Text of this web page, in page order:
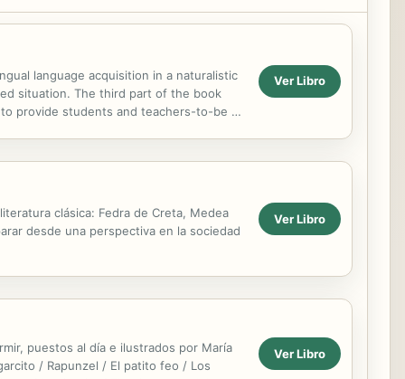
language acquisition in a naturalistic
situation. The third part of the book
provide students and teachers-to-be at
Ver Libro
clásica: Fedra de Creta, Medea
desde una perspectiva en la sociedad
Ver Libro
puestos al día e ilustrados por María
/ Rapunzel / El patito feo / Los
Ver Libro